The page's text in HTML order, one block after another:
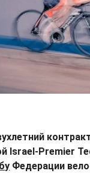
Israel-Premier
Федерации